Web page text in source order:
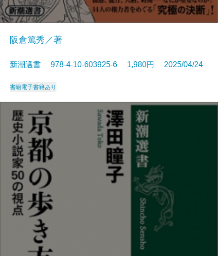
阪倉篤秀／著
新潮選書 978-4-10-603925-6 1,980円 2025/04/24
書籍電子書籍あり